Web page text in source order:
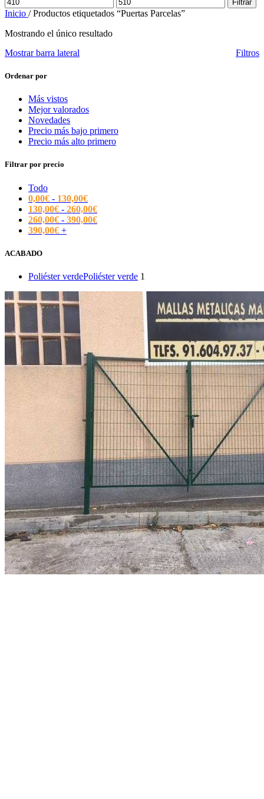
mínimo
máximo
Filtrar
Inicio / Productos etiquetados “Puertas Parcelas”
Mostrando el único resultado
Mostrar barra lateral
Filtros
Ordenar por
Más vistos
Mejor valorados
Novedades
Precio más bajo primero
Precio más alto primero
Filtrar por precio
Todo
0,00€ - 130,00€
130,00€ - 260,00€
260,00€ - 390,00€
390,00€ +
ACABADO
Poliéster verdePoliéster verde 1